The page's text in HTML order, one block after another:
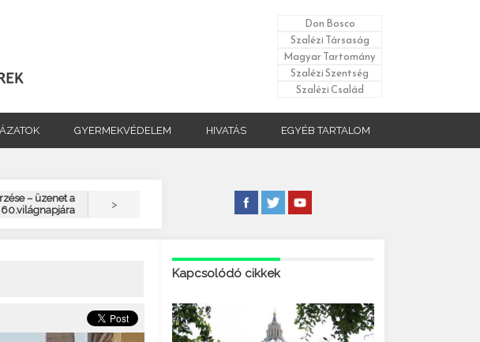
Don Bosco
Szalézi Társaság
Magyar Tartomány
Szalézi Szentség
Szalézi Család
GYERMEKVÉDELEM HIVATÁS EGYÉB TARTALOM
– üzenet a
>
Kapcsolódó cikkek